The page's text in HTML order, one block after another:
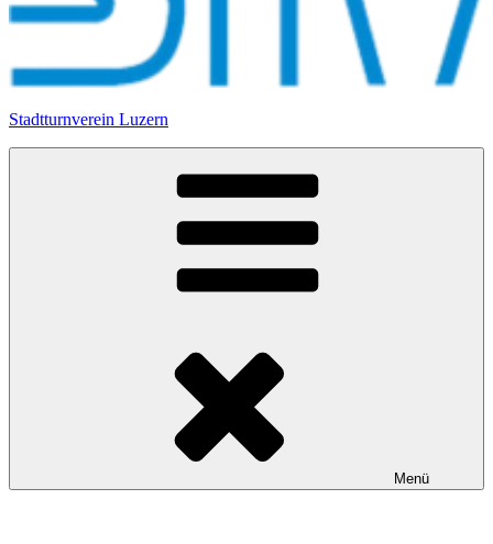
Stadtturnverein Luzern
Menü